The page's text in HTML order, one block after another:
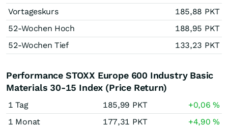
Vortageskurs
185,88 PKT
52-Wochen Hoch
188,95 PKT
52-Wochen Tief
133,23 PKT
Performance STOXX Europe 600 Industry Basic
Materials 30-15 Index (Price Return)
1 Tag 185,99 PKT +0,06%
1 Monat
177,31 PKT +4,90%